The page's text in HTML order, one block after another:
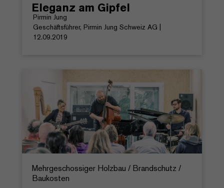
Eleganz am Gipfel
Pirmin Jung
Geschäftsführer, Pirmin Jung Schweiz AG |
12.09.2019
Mehrgeschossiger Holzbau / Brandschutz /
Baukosten